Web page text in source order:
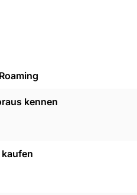
kennen
kaufen